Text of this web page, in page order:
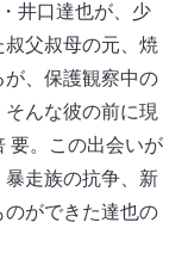
井口達也が、少
父叔母の元、焼
、保護観察中の
んな彼の前に現
要。この出会いが
走族の抗争、新
のができた達也の